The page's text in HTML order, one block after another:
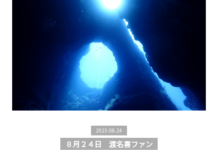
2025.08.24
８月２４日 渡名喜ファン